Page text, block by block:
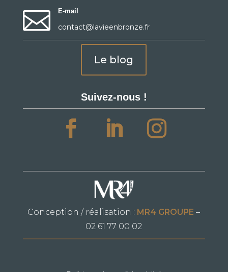
 E-mail
contact@lavieenbronze.fr
Le blog
Suivez-nous !
Conception / réalisation : MR4 GROUPE –
02 61 77 00 02